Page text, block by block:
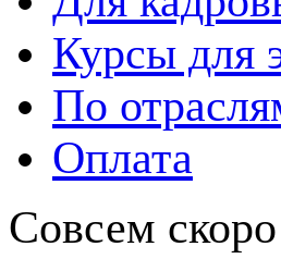
Курсы для
По
Оплата
Совсем скоро